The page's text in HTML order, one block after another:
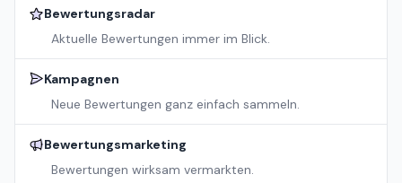
Bewertungsradar
Aktuelle Bewertungen immer im Blick.
Kampagnen
Neue Bewertungen ganz einfach sammeln.
Bewertungsmarketing
Bewertungen wirksam vermarkten.